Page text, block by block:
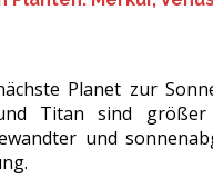
Planet zur
Titan sind
und